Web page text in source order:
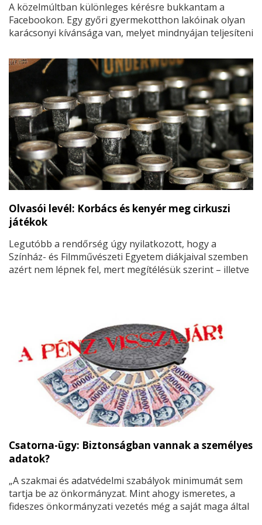
A közelmúltban különleges kérésre bukkantam a
Facebookon. Egy győri gyermekotthon lakóinak olyan
karácsonyi kívánsága van, melyet mindnyájan teljesíteni
Olvasói levél: Korbács és kenyér meg cirkuszi
játékok
Legutóbb a rendőrség úgy nyilatkozott, hogy a
Színház- és Filmművészeti Egyetem diákjaival szemben
azért nem lépnek fel, mert megítélésük szerint – illetve
Csatorna-ügy: Biztonságban vannak a személyes
adatok?
„A szakmai és adatvédelmi szabályok minimumát sem
tartja be az önkormányzat. Mint ahogy ismeretes, a
fideszes önkormányzati vezetés még a saját maga által